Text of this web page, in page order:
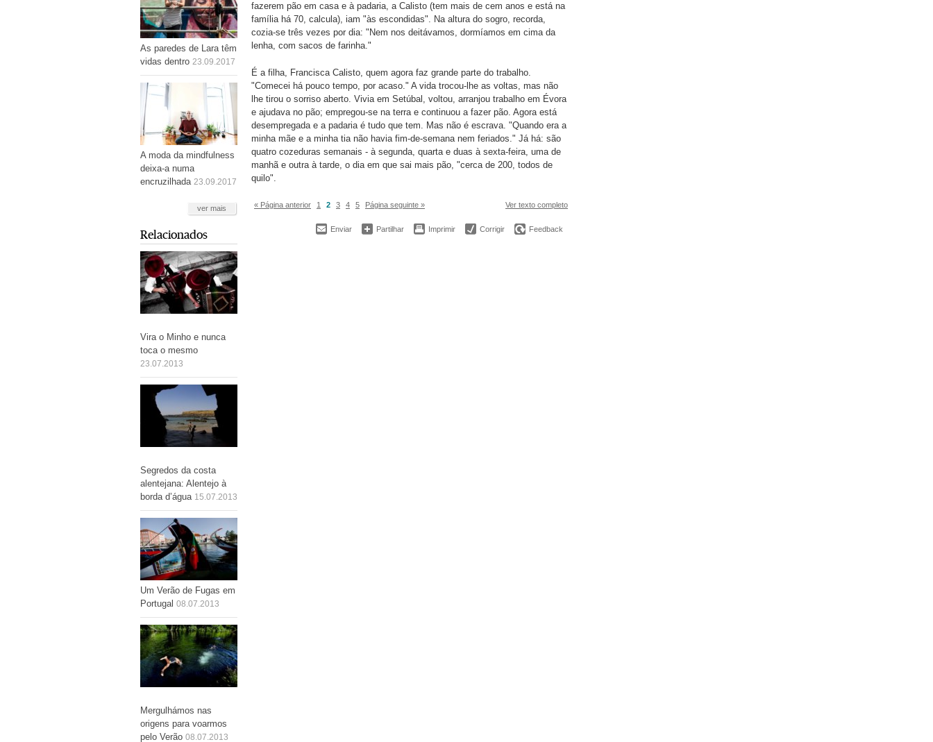
As paredes de Lara têm
vidas dentro 23.09.2017
A moda da mindfulness
deixa-a numa
encruzilhada 23.09.2017
ver mais
Relacionados
Vira o Minho e nunca
toca o mesmo
23.07.2013
Segredos da costa
alentejana: Alentejo à
borda d’água 15.07.2013
Um Verão de Fugas em
Portugal 08.07.2013
Mergulhámos nas
origens para voarmos
pelo Verão 08.07.2013
fazerem pão em casa e à padaria, a Calisto (tem mais de cem anos e está na
família há 70, calcula), iam "às escondidas". Na altura do sogro, recorda,
cozia-se três vezes por dia: "Nem nos deitávamos, dormíamos em cima da
lenha, com sacos de farinha."
É a filha, Francisca Calisto, quem agora faz grande parte do trabalho.
"Comecei há pouco tempo, por acaso." A vida trocou-lhe as voltas, mas não
lhe tirou o sorriso aberto. Vivia em Setúbal, voltou, arranjou trabalho em Évora
e ajudava no pão; empregou-se na terra e continuou a fazer pão. Agora está
desempregada e a padaria é tudo que tem. Mas não é escrava. "Quando era a
minha mãe e a minha tia não havia fim-de-semana nem feriados." Já há: são
quatro cozeduras semanais - à segunda, quarta e duas à sexta-feira, uma de
manhã e outra à tarde, o dia em que sai mais pão, "cerca de 200, todos de
quilo".
« Página anterior 1 2 3 4 5 Página seguinte » Ver texto completo
Enviar Partilhar Imprimir Corrigir Feedback